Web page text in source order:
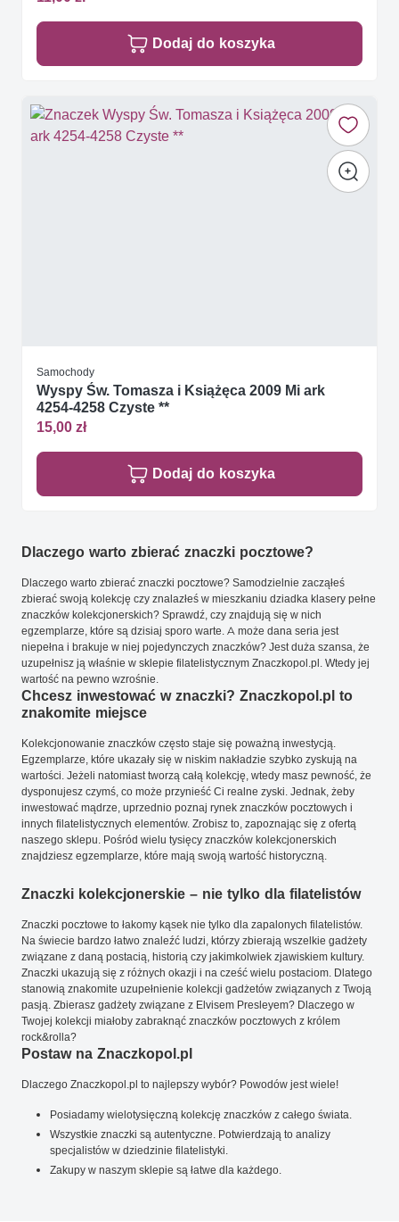
Dodaj do koszyka
Samochody
Wyspy Św. Tomasza i Książęca 2009 Mi ark
4254-4258 Czyste **
15,00 zł
Dodaj do koszyka
Dlaczego warto zbierać znaczki pocztowe?
Dlaczego warto zbierać znaczki pocztowe? Samodzielnie zacząłeś
zbierać swoją kolekcję czy znalazłeś w mieszkaniu dziadka klasery pełne
znaczków kolekcjonerskich? Sprawdź, czy znajdują się w nich
egzemplarze, które są dzisiaj sporo warte. A może dana seria jest
niepełna i brakuje w niej pojedynczych znaczków? Jest duża szansa, że
uzupełnisz ją właśnie w sklepie filatelistycznym Znaczkopol.pl. Wtedy jej
wartość na pewno wzrośnie.
Chcesz inwestować w znaczki? Znaczkopol.pl to
znakomite miejsce
Kolekcjonowanie znaczków często staje się poważną inwestycją.
Egzemplarze, które ukazały się w niskim nakładzie szybko zyskują na
wartości. Jeżeli natomiast tworzą całą kolekcję, wtedy masz pewność, że
dysponujesz czymś, co może przynieść Ci realne zyski. Jednak, żeby
inwestować mądrze, uprzednio poznaj rynek znaczków pocztowych i
innych filatelistycznych elementów. Zrobisz to, zapoznając się z ofertą
naszego sklepu. Pośród wielu tysięcy znaczków kolekcjonerskich
znajdziesz egzemplarze, które mają swoją wartość historyczną.
Znaczki kolekcjonerskie – nie tylko dla filatelistów
Znaczki pocztowe to łakomy kąsek nie tylko dla zapalonych filatelistów.
Na świecie bardzo łatwo znaleźć ludzi, którzy zbierają wszelkie gadżety
związane z daną postacią, historią czy jakimkolwiek zjawiskiem kultury.
Znaczki ukazują się z różnych okazji i na cześć wielu postaciom. Dlatego
stanowią znakomite uzupełnienie kolekcji gadżetów związanych z Twoją
pasją. Zbierasz gadżety związane z Elvisem Presleyem? Dlaczego w
Twojej kolekcji miałoby zabraknąć znaczków pocztowych z królem
rock&rolla?
Postaw na Znaczkopol.pl
Dlaczego Znaczkopol.pl to najlepszy wybór? Powodów jest wiele!
Posiadamy wielotysięczną kolekcję znaczków z całego świata.
Wszystkie znaczki są autentyczne. Potwierdzają to analizy
specjalistów w dziedzinie filatelistyki.
Zakupy w naszym sklepie są łatwe dla każdego.